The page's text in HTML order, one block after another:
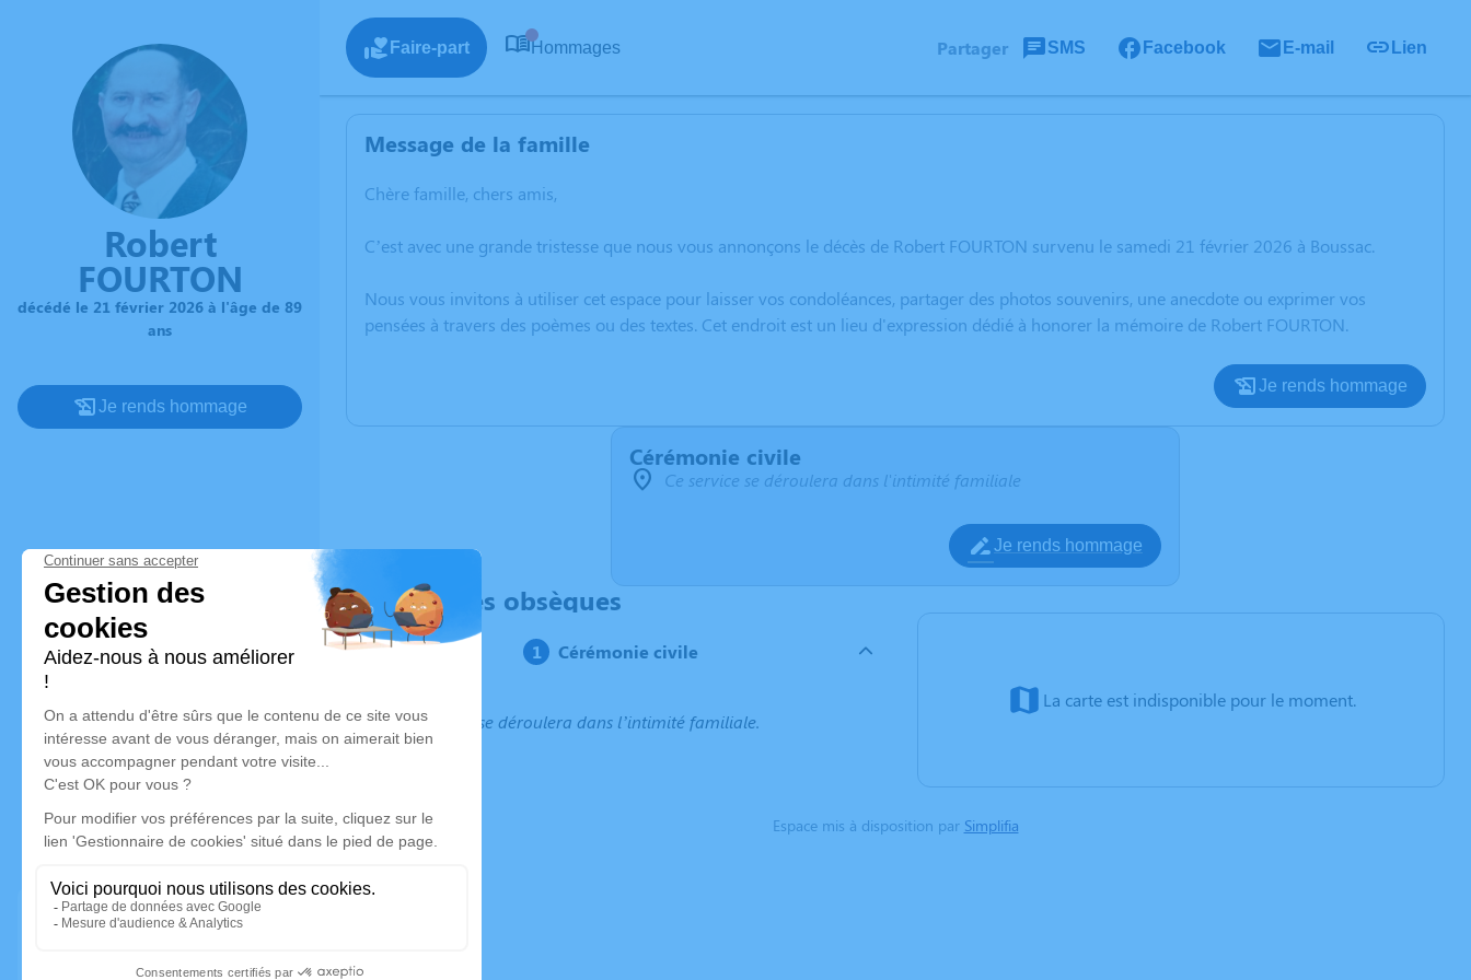
Robert
FOURTON
décédé le 21 février 2026 à l'âge de 89
ans
Je rends hommage
Faire-part Hommages Partager SMS Facebook E-mail Lien
Message de la famille
Chère famille, chers amis,
C’est avec une grande tristesse que nous vous annonçons le décès de Robert FOURTON survenu le samedi 21 février 2026 à Boussac.
Nous vous invitons à utiliser cet espace pour laisser vos condoléances, partager des photos souvenirs, une anecdote ou exprimer vos
pensées à travers des poèmes ou des textes. Cet endroit est un lieu d'expression dédié à honorer la mémoire de Robert FOURTON.
Je rends hommage
Cérémonie civile
Ce service se déroulera dans l'intimité familiale
Je rends hommage
Déroulé des obsèques
Cérémonie civile
Ce service se déroulera dans l’intimité familiale.
La carte est indisponible pour le moment.
Espace mis à disposition par Simplifia